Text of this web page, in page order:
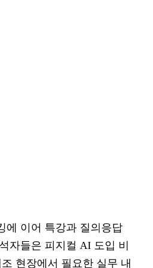
에 이어 특강과 질의응답
자들은 피지컬 AI 도입 비
현장에서 필요한 실무 내